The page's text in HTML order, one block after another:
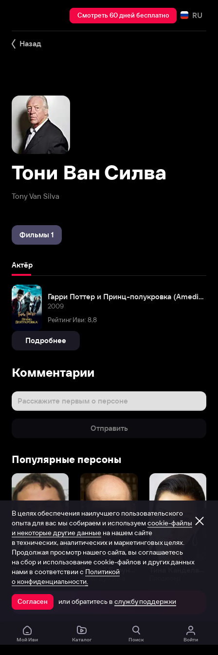
Смотреть 60 дней бесплатно RU
Назад
Tony Van Silva
Тони Ван Силва
Фильмы 1
Актёр
Гарри Поттер и Принц-полукровка (Amediateka)
2009
Рейтинг Иви: 8,8
Подробнее
Комментарии
Расскажите первым о персоне
Отправить
Популярные персоны
Виталий Шляппо
Продюсер Актёр дубляжа
Открыть в приложении
Мой Иви Каталог Поиск Войти
В целях обеспечения наилучшего пользовательского
опыта для вас мы собираем и используем cookie-файлы
и некоторые другие данные на нашем сайте
в технических, аналитических и маркетинговых целях.
Продолжая просмотр нашего сайта, вы соглашаетесь
на сбор и использование cookie-файлов и других данных
нами в соответствии с Политикой
о конфиденциальности.
Согласен или обратитесь в службу поддержки